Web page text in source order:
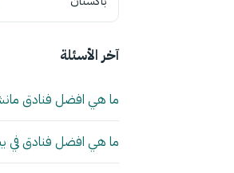
آخر الأسئلة
ما هي افضل فنادق
ما هي افضل فنادق في